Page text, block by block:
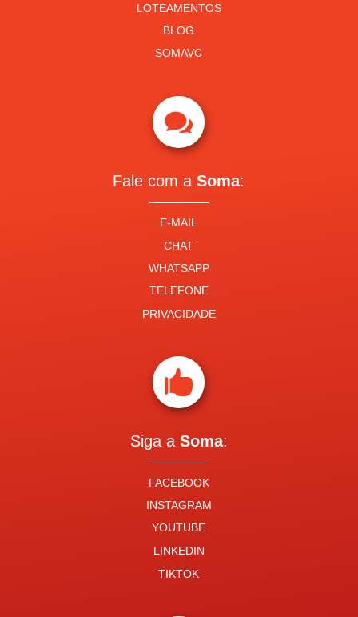
LOTEAMENTOS
BLOG
SOMAVC

Fale com aSoma:
E-MAIL
CHAT
WHATSAPP
TELEFONE
PRIVACIDADE

Siga a Soma:
FACEBOOK
INSTAGRAM
YOUTUBE
LINKEDIN
TIKTOK